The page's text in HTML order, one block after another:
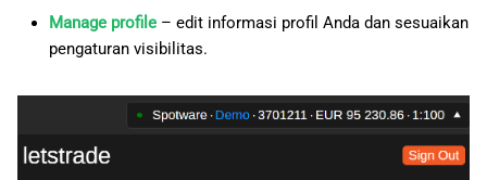
Manage profile– edit informasi profil Anda dan sesuaikan
pengaturan visibilitas.